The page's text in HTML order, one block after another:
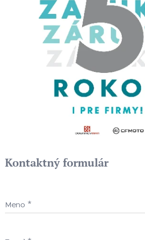
Kontaktný formulár
Meno